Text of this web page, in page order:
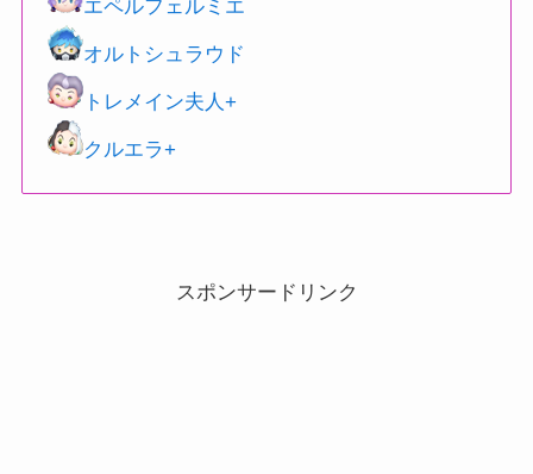
エペルフェルミエ
オルトシュラウド
トレメイン夫人+
クルエラ+
スポンサードリンク